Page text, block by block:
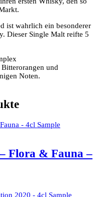
ist wahrlich ein besonderer
Dieser Single Malt reifte 5
und
Noten.
Flora & Fauna –